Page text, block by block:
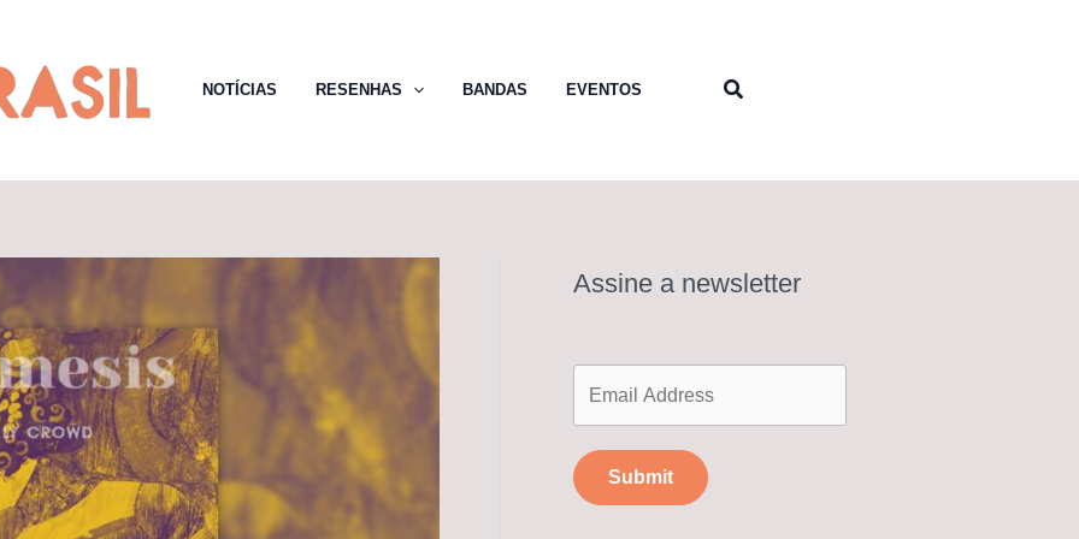
NOTÍCIAS RESENHAS BANDAS EVENTOS Pesquisar
Assine a newsletter
Submit